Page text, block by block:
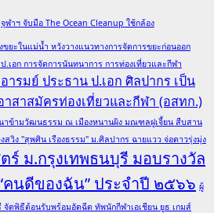
จุฬาฯ จับมือ The Ocean Cleanup ใช้กล้อง
ยะในแม่น้ำ หวังวางแนวทางการจัดการขยะก่อนออก
เอก การจัดการนันทนาการ การท่องเที่ยวและกีฬา
ารมย์ ประธาน ป.เอก ศิลปากร เป็น
สาสมัครท่องเที่ยวและกีฬา (อสทก.)
าข้ามวัฒนธรรม ณ เมืองหนานผิง มณฑลฝูเจี้ยน สืบสาน
สวิง "สุพศิน เรืองธรรม" ม.ศิลปากร ฉายแวว จ่อดาวรุ่งมุ่ง
ร์ ม.กรุงเทพธนบุรี มอบรางวัล
คนดีของฉัน” ประจำปี ๒๕๖๖ ผู้
จัดพิธีต้อนรับพร้อมอัดฉีด ทัพนักกีฬาเอเชียน ยูธ เกมส์